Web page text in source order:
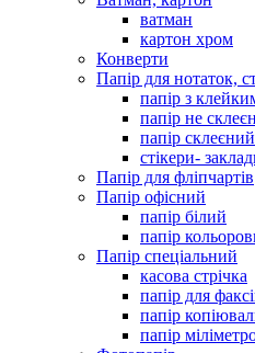
ватман
картон хром
Конверти
Папір для нотаток,
папір з
папір не
папір склеєний
стікери-
Папір для фліпчартів
Папір офісний
папір білий
папір
Папір спеціальний
касова стрічка
папір для
папір
папір